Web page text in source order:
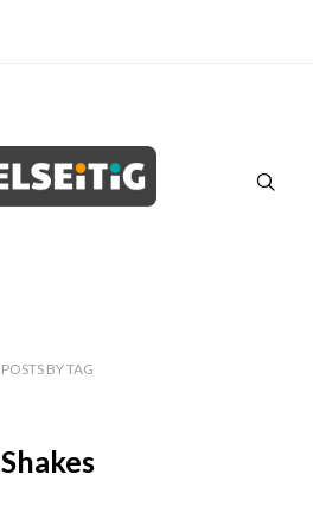
POSTS BYTAG
Shakes